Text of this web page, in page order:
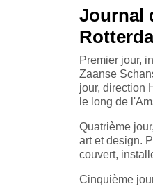
Journal
Premier jour,
Zaanse
jour, direction
le long de
Quatrième
art et design.
couvert,
Cinquième